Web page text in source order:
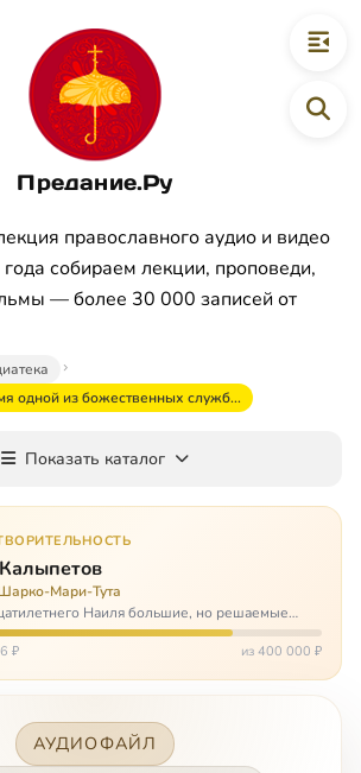
Предание.Ру
православного аудио и видео
собираем лекции, проповеди,
— более 30 000 записей от
одной из божественных служб...
Показать каталог
Мари-Тута
Наиля большие, но решаемые
Он болен редкой болезнью, которая ставит
множество непростых задача, угрожая в
₽ из 400 000 ₽
АУДИОФАЙЛ